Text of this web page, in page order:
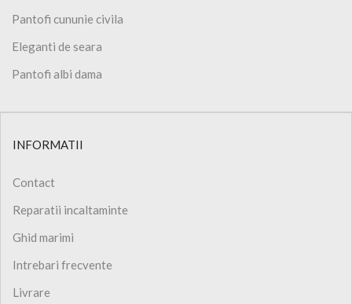
Pantofi cununie civila
Eleganti de seara
Pantofi albi dama
INFORMATII
Contact
Reparatii incaltaminte
Ghid marimi
Intrebari frecvente
Livrare